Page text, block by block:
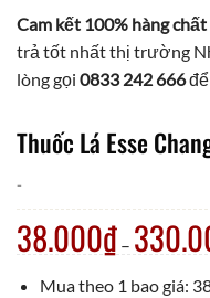
Cam kết 100% hàng
trả tốt nhất thị trường
lòng gọi 0833 242 666để
Thuốc Lá Esse
-
38.000₫ –
Mua theo 1 bao giá: